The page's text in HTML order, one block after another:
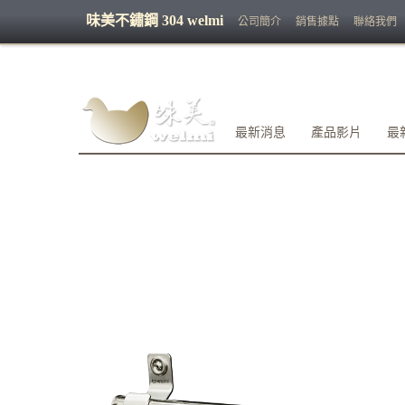
味美不鏽鋼 304 welmi 公司簡介 銷售據點 聯絡我們
最新消息 產品影片 最